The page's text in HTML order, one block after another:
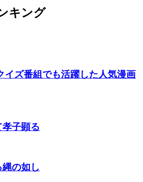
キング
イズ番組でも活躍した人気漫画
子顕る
の如し